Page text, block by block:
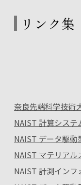
リンク集
奈良先端科学技術
NAIST 計算シス
NAIST データ駆動
NAIST マテリア
NAIST 計測インフ